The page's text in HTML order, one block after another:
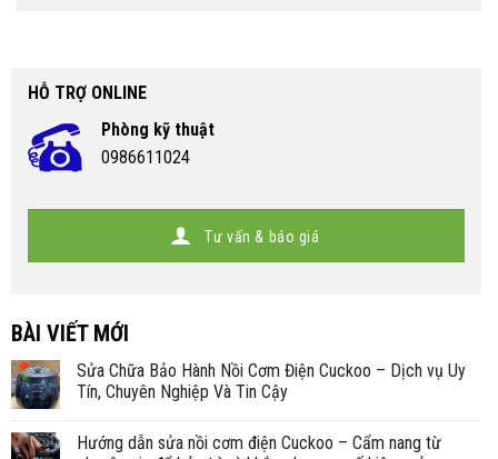
HỖ TRỢ ONLINE
Phòng kỹ thuật
0986611024
Tư vấn & báo giá
BÀI VIẾT MỚI
Sửa Chữa Bảo Hành Nồi Cơm Điện Cuckoo – Dịch vụ Uy
Tín, Chuyên Nghiệp Và Tin Cậy
Hướng dẫn sửa nồi cơm điện Cuckoo – Cẩm nang từ